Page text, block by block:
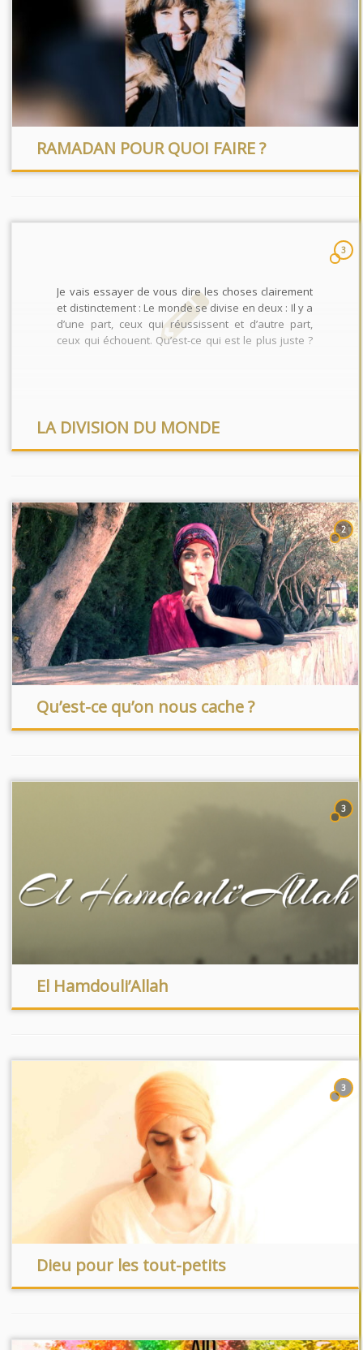
RAMADAN POUR QUOI FAIRE ?
3
Je vais essayer de vous dire les choses clairement
et distinctement : Le monde se divise en deux : Il y a
d’une part, ceux qui réussissent et d’autre part,
ceux qui échouent. Qu’est-ce qui est le plus juste ?
LA DIVISION DU MONDE
2
Qu’est-ce qu’on nous cache ?
3
El Hamdouli’Allah
3
Dieu pour les tout-petits